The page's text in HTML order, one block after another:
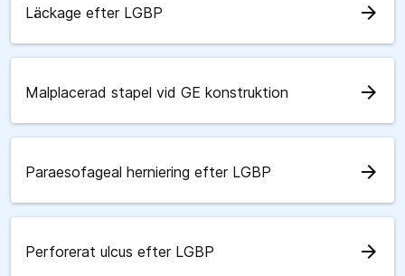
Läckage efter LGBP arrow_forward
Malplacerad stapel vid GE konstruktion arrow_forward
Paraesofageal herniering efter LGBP arrow_forward
Perforerat ulcus efter LGBP arrow_forward